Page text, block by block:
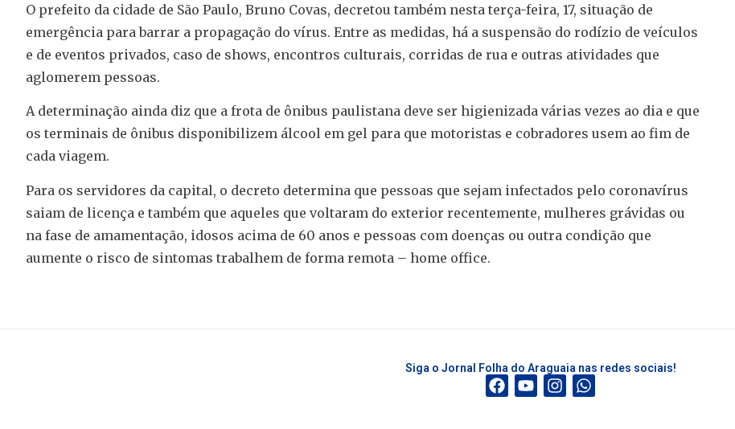
O prefeito da cidade de São Paulo, Bruno Covas, decretou também nesta terça-feira, 17, situação de
emergência para barrar a propagação do vírus. Entre as medidas, há a suspensão do rodízio de veículos
e de eventos privados, caso de shows, encontros culturais, corridas de rua e outras atividades que
aglomerem pessoas.
A determinação ainda diz que a frota de ônibus paulistana deve ser higienizada várias vezes ao dia e que
os terminais de ônibus disponibilizem álcool em gel para que motoristas e cobradores usem ao fim de
cada viagem.
Para os servidores da capital, o decreto determina que pessoas que sejam infectados pelo coronavírus
saiam de licença e também que aqueles que voltaram do exterior recentemente, mulheres grávidas ou
na fase de amamentação, idosos acima de 60 anos e pessoas com doenças ou outra condição que
aumente o risco de sintomas trabalhem de forma remota – home office.
Siga o Jornal Folha do Araguaia nas redes sociais!